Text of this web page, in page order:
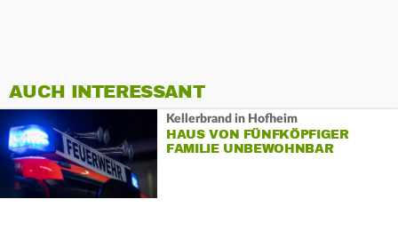
AUCH INTERESSANT
Kellerbrand in Hofheim
HAUS VON FÜNFKÖPFIGER
FAMILIE UNBEWOHNBAR